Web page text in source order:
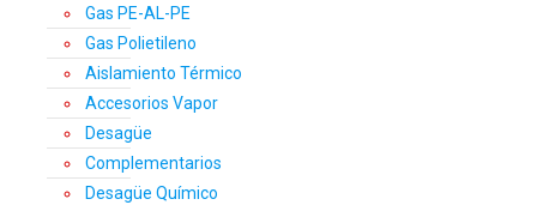
Gas PE-AL-PE
Gas Polietileno
Aislamiento Térmico
Accesorios Vapor
Desagüe
Complementarios
Desagüe Químico